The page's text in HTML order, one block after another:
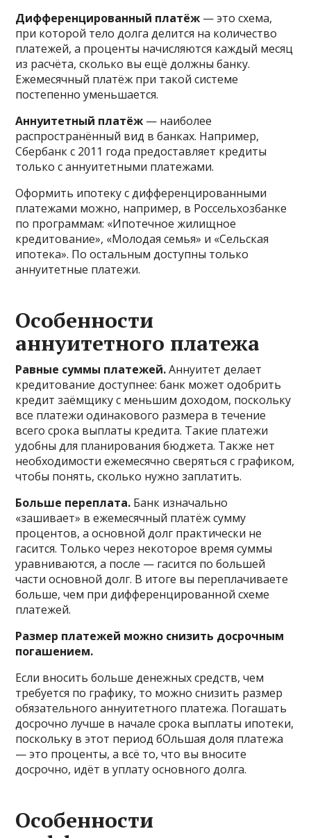
Дифференцированный платёж — это схема,
при которой тело долга делится на количество
платежей, а проценты начисляются каждый месяц
из расчёта, сколько вы ещё должны банку.
Ежемесячный платёж при такой системе
постепенно уменьшается.
Аннуитетный платёж — наиболее
распространённый вид в банках. Например,
Сбербанк с 2011 года предоставляет кредиты
только с аннуитетными платежами.
Оформить ипотеку с дифференцированными
платежами можно, например, в Россельхозбанке
по программам: «Ипотечное жилищное
кредитование», «Молодая семья» и «Сельская
ипотека». По остальным доступны только
аннуитетные платежи.
Особенности
аннуитетного платежа
Равные суммы платежей.Аннуитет делает
кредитование доступнее: банк может одобрить
кредит заёмщику с меньшим доходом, поскольку
все платежи одинакового размера в течение
всего срока выплаты кредита. Такие платежи
удобны для планирования бюджета. Также нет
необходимости ежемесячно сверяться с графиком,
чтобы понять, сколько нужно заплатить.
Больше переплата. Банк изначально
«зашивает» в ежемесячный платёж сумму
процентов, а основной долг практически не
гасится. Только через некоторое время суммы
уравниваются, а после — гасится по большей
части основной долг. В итоге вы переплачиваете
больше, чем при дифференцированной схеме
платежей.
Размер платежей можно снизить досрочным
погашением.
Если вносить больше денежных средств, чем
требуется по графику, то можно снизить размер
обязательного аннуитетного платежа. Погашать
досрочно лучше в начале срока выплаты ипотеки,
поскольку в этот период бОльшая доля платежа
— это проценты, а всё то, что вы вносите
досрочно, идёт в уплату основного долга.
Особенности